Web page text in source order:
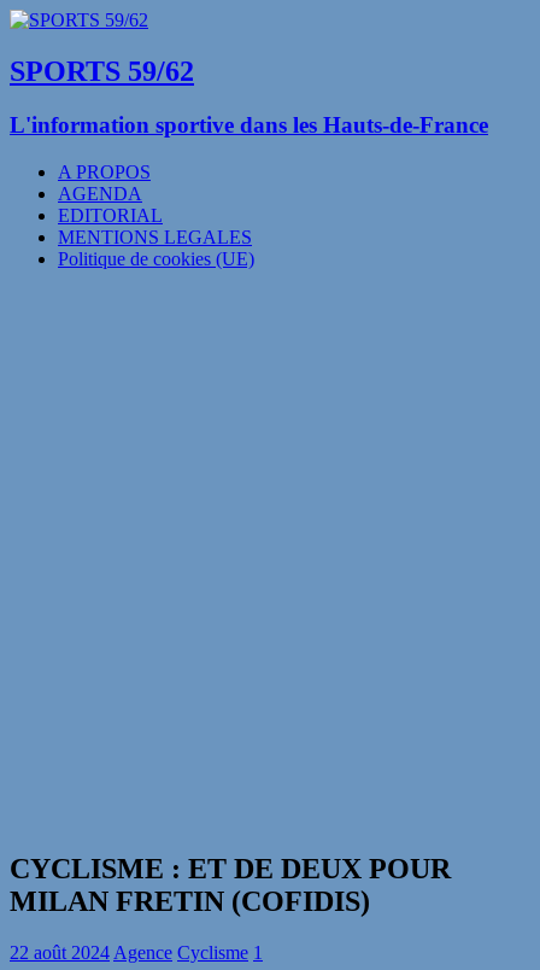
SPORTS 59/62
L'information sportive dans les Hauts-de-France
A PROPOS
AGENDA
EDITORIAL
MENTIONS LEGALES
Politique de cookies (UE)
CYCLISME : ET DE DEUX POUR
MILAN FRETIN (COFIDIS)
22 août 2024 Agence Cyclisme 1